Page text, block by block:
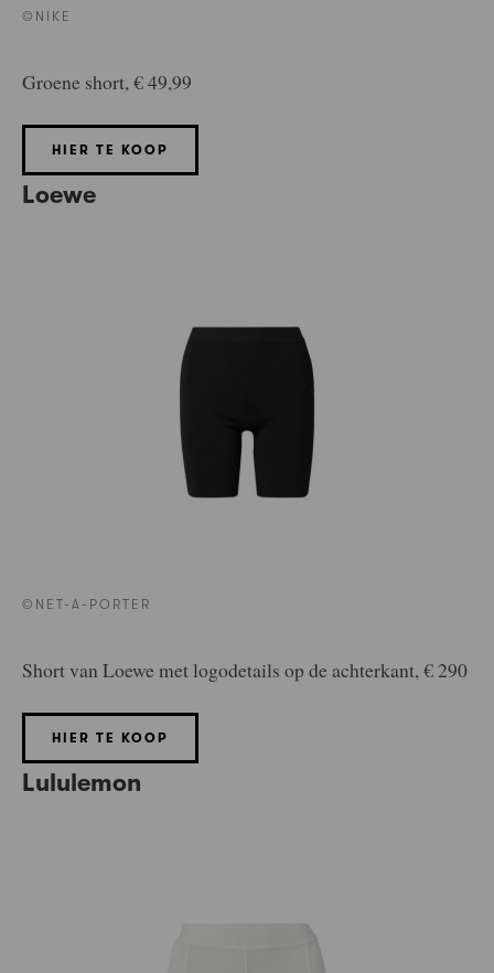
©NIKE
Groene short, € 49,99
HIER TE KOOP
Loewe
©NET-A-PORTER
Short van Loewe met logodetails op de achterkant, € 290
HIER TE KOOP
Lululemon